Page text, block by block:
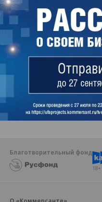
главного врача, с 2008
Майя Иванова
Благотворительный фонд